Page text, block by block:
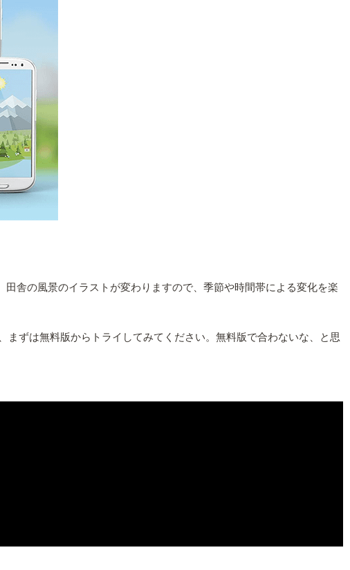
舎の風景のイラストが変わりますので、季節や時間帯による変化を楽
ずは無料版からトライしてみてください。無料版で合わないな、と思